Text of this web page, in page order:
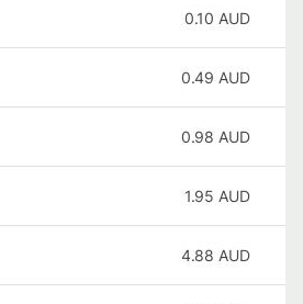
0.10 AUD
0.49 AUD
0.98 AUD
1.95 AUD
4.88 AUD